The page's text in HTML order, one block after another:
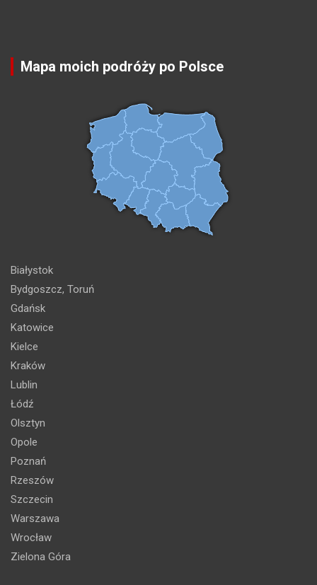
Mapa moich podróży po Polsce
Białystok
Bydgoszcz, Toruń
Gdańsk
Katowice
Kielce
Kraków
Lublin
Łódź
Olsztyn
Opole
Poznań
Rzeszów
Szczecin
Warszawa
Wrocław
Zielona Góra